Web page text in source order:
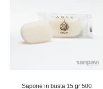
Sapone in busta 15 gr 500